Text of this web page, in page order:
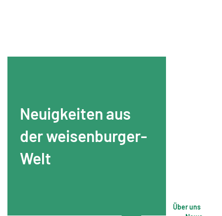
Neuigkeiten aus
der weisenburger-
Welt
Über uns